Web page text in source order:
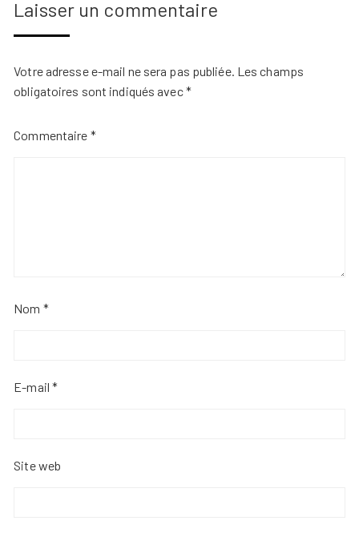
Laisser un commentaire
Votre adresse e-mail ne sera pas publiée. Les champs
obligatoires sont indiqués avec*
Commentaire *
Nom *
E-mail*
Site web